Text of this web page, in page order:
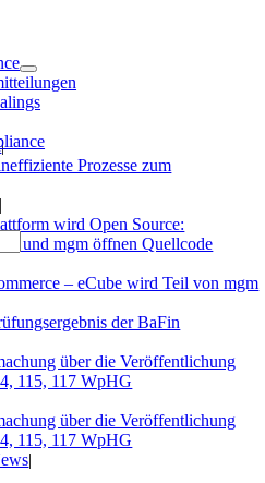
|
Prozesse zum
|
wird Open Source:
und mgm öffnen Quellcode
– eCube wird Teil von mgm
der BaFin
über die Veröffentlichung
115, 117 WpHG
über die Veröffentlichung
115, 117 WpHG
|